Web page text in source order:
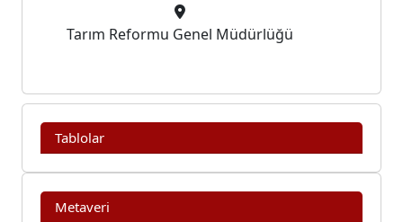
Tarım Reformu Genel Müdürlüğü
Tablolar
Metaveri